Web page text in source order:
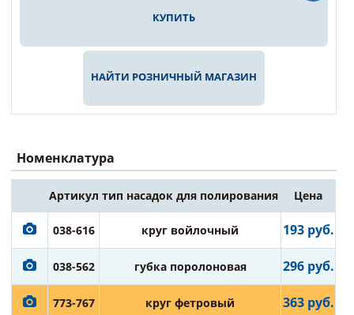
КУПИТЬ
НАЙТИ РОЗНИЧНЫЙ МАГАЗИН
Номенклатура
Артикул тип насадок для полирования Цена
038-616 круг войлочный 193 руб.
038-562 губка поролоновая 296 руб.
773-767 круг фетровый 363 руб.